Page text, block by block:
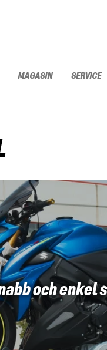
MAGASIN SERVICE
och enkel